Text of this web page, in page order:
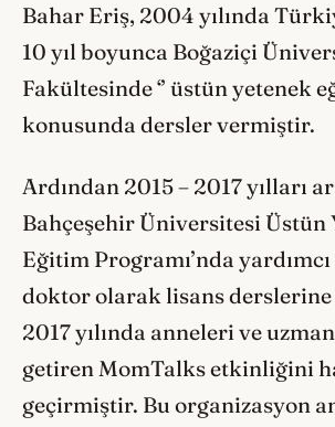
Bahar Eriş, 2004 yılında
10 yıl boyunca Boğaziçi
Fakültesinde ‘’ üstün yetenek
konusunda dersler vermiştir.
Ardından 2015 – 2017 yılları
Bahçeşehir Üniversitesi Üstün
Eğitim Programı’nda
doktor olarak lisans
2017 yılında anneleri ve
getiren MomTalks etkinliğini
geçirmiştir. Bu organizasyon